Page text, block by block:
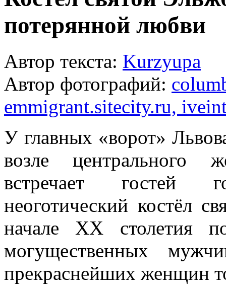
потерянной любви
Автор текста: Kurzyupa
Автор фотографий:
emmigrant.sitecity.ru,
У главных «ворот»
возле центрального
встречает гостей
неоготический костёл
начале XX столетия
могущественных
прекраснейших женщин